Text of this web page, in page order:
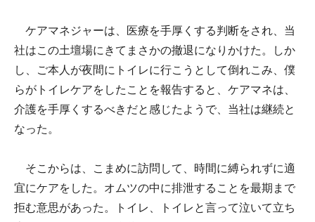
ケアマネジャーは、医療を手厚くする判断をされ、当
社はこの土壇場にきてまさかの撤退になりかけた。しか
し、ご本人が夜間にトイレに行こうとして倒れこみ、僕
らがトイレケアをしたことを報告すると、ケアマネは、
介護を手厚くするべきだと感じたようで、当社は継続と
なった。
そこからは、こまめに訪問して、時間に縛られずに適
宜にケアをした。オムツの中に排泄することを最期まで
拒む意思があった。トイレ、トイレと言って泣いて立ち